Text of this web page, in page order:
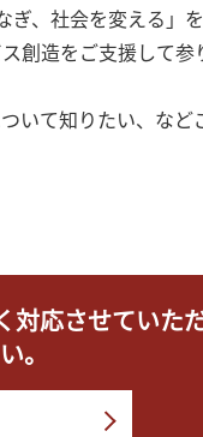
ぎ、社会を変える」
創造をご支援して参
いて知りたい、など
対応させていた
。